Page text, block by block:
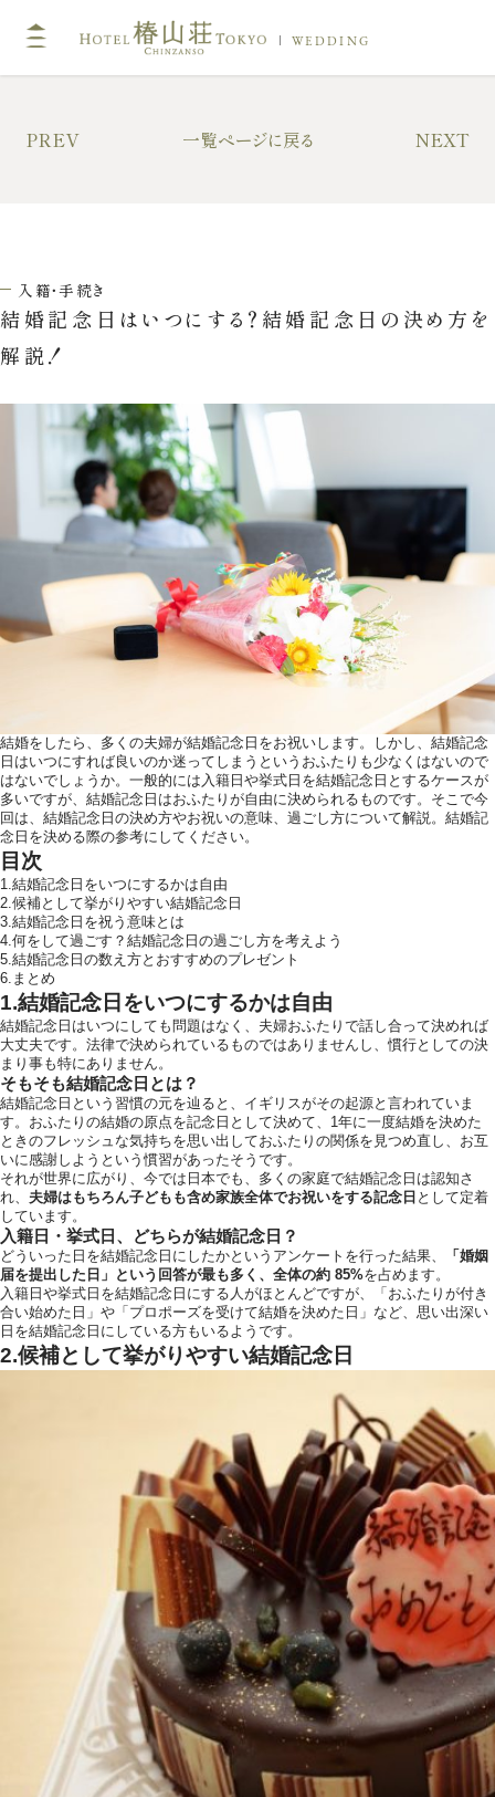
WEDDING
神社挙式
ドレス・和装
ウエディングレポート ブラ
アクセス
ご列席の皆様へ
トピックス
資料請求
ご成約者様へ
お気軽にお問い合せ
お問合せ ・ 資
ブライダルフ
ホテル椿山
TEL. 03-
11:00〜18:00（土日
定休日 火曜日（祝
〒112-8680 東京都文京
ホテルサイト
運営会社情報
入籍・手続き
結婚記念日はいつにする？結婚記念日の決め方を
解説！
結婚をしたら、多くの夫婦が結婚記念日をお祝いします。しかし、結婚記念
日はいつにすれば良いのか迷ってしまうというおふたりも少なくはないので
はないでしょうか。一般的には入籍日や挙式日を結婚記念日とするケースが
多いですが、結婚記念日はおふたりが自由に決められるものです。そこで今
回は、結婚記念日の決め方やお祝いの意味、過ごし方について解説。結婚記
念日を決める際の参考にしてください。
目次
1.結婚記念日をいつにするかは自由
2.候補として挙がりやすい結婚記念日
3.結婚記念日を祝う意味とは
4.何をして過ごす？結婚記念日の過ごし方を考えよう
5.結婚記念日の数え方とおすすめのプレゼント
6.まとめ
1.結婚記念日をいつにするかは自由
結婚記念日はいつにしても問題はなく、夫婦おふたりで話し合って決めれば
大丈夫です。法律で決められているものではありませんし、慣行としての決
まり事も特にありません。
そもそも結婚記念日とは？
結婚記念日という習慣の元を辿ると、イギリスがその起源と言われていま
す。おふたりの結婚の原点を記念日として決めて、1年に一度結婚を決めた
ときのフレッシュな気持ちを思い出しておふたりの関係を見つめ直し、お互
いに感謝しようという慣習があったそうです。
それが世界に広がり、今では日本でも、多くの家庭で結婚記念日は認知さ
れ、 夫婦はもちろん子どもも含め家族全体でお祝いをする記念日 として定着
しています。
入籍日・挙式日、どちらが結婚記念日？
どういった日を結婚記念日にしたかというアンケートを行った結果、
「婚姻
届を提出した日」という回答が最も多く、全体の約 85%を占めます。
入籍日や挙式日を結婚記念日にする人がほとんどですが、「おふたりが付き
合い始めた日」や「プロポーズを受けて結婚を決めた日」など、思い出深い
日を結婚記念日にしている方もいるようです。
2.候補として挙がりやすい結婚記念日
PREV 一覧ページに戻る NEXT